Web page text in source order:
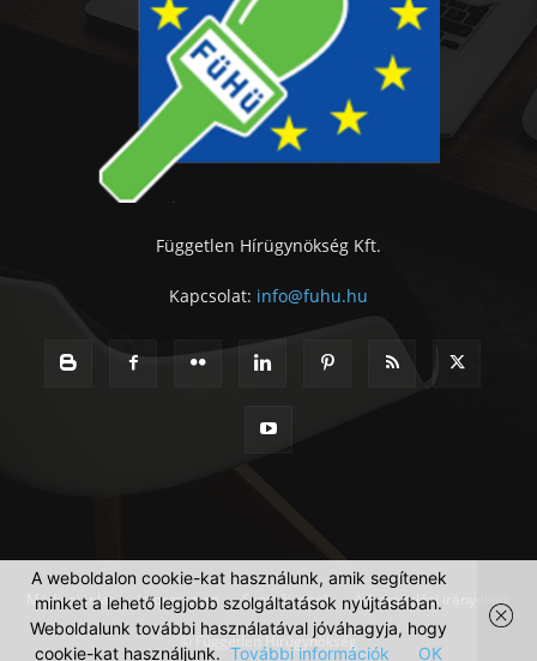
Független Hírügynökség Kft.
Kapcsolat: info@fuhu.hu
Médiaajánlat Impresszum Szerzői jogok Adatkezelési irányelvek
© Független Hírügynökség
A weboldalon cookie-kat használunk, amik segítenek
minket a lehető legjobb szolgáltatások nyújtásában.
Weboldalunk további használatával jóváhagyja, hogy
cookie-kat használjunk. További információk OK